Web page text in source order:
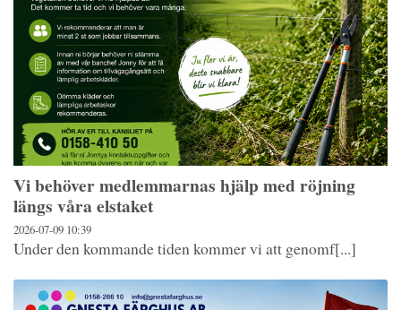
Vi behöver medlemmarnas hjälp med röjning
längs våra elstaket
2026-07-09 10:39
Under den kommande tiden kommer vi att genomf[...]